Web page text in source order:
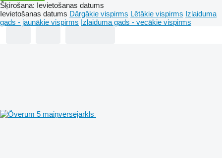
Šķirošana: Ievietošanas datums
Ievietošanas datums Dārgākie vispirms Lētākie vispirms Izlaiduma
gads - jaunākie vispirms Izlaiduma gads - vecākie vispirms